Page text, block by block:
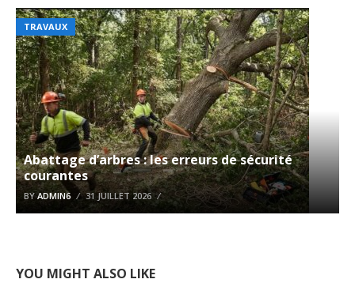
TRAVAUX
Abattage d’arbres : les erreurs de sécurité
courantes
BYADMIN6 31 JUILLET 2026
YOU MIGHT ALSO LIKE